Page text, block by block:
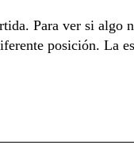
Para ver si algo
posición. La